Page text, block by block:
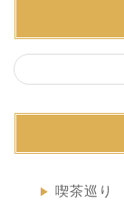
▶ 喫茶巡り